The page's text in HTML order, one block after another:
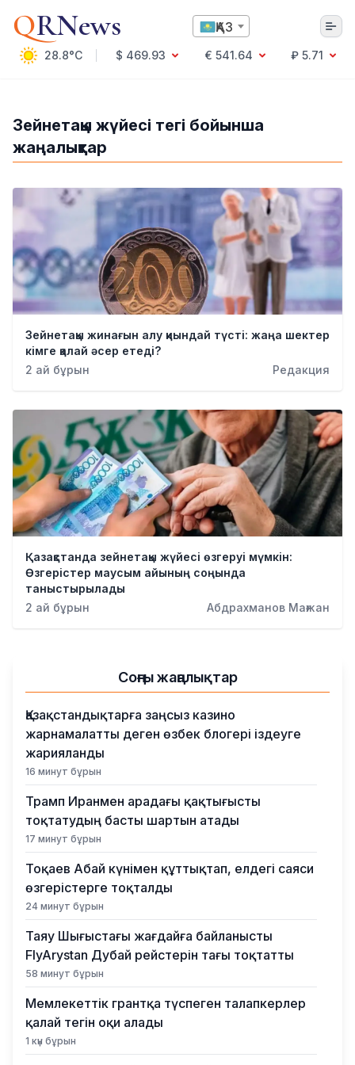
QRNews ҚАЗ
28.8°C $ 469.93 € 541.64
₽ 5.71
Саясат
Технология
Экономика
Әлемде
Қоғам
Білім және Ғылым
Оқиға
Спорт
Денсаулық
Бизнес
Қылмыс
Зейнетақы жүйесі тегі бойынша
жаңалықтар
Зейнетақы жинағын алу қиындай түсті: жаңа шектер
кімге қалай әсер етеді?
2 ай бұрын
Редакция
Қазақстанда зейнетақы жүйесі өзгеруі мүмкін:
Өзгерістер маусым айының соңында
таныстырылады
2 ай бұрын
Абдрахманов Мағжан
Соңғы жаңалықтар
Қазақстандықтарға заңсыз казино
жарнамалатты деген өзбек блогері іздеуге
жарияланды
16 минут бұрын
Трамп Иранмен арадағы қақтығысты
тоқтатудың басты шартын атады
17 минут бұрын
Тоқаев Абай күнімен құттықтап, елдегі саяси
өзгерістерге тоқталды
24 минут бұрын
Таяу Шығыстағы жағдайға байланысты
FlyArystan Дубай рейстерін тағы тоқтатты
58 минут бұрын
Мемлекеттік грантқа түспеген талапкерлер
қалай тегін оқи алады
1 күн бұрын